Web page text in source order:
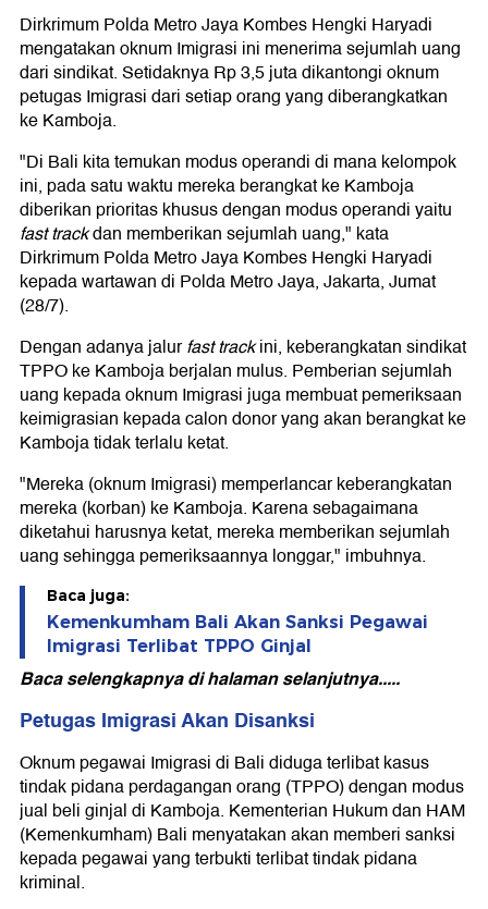
Dirkrimum Polda Metro Jaya Kombes Hengki Haryadi
mengatakan oknum Imigrasi ini menerima sejumlah uang
dari sindikat. Setidaknya Rp 3,5 juta dikantongi oknum
petugas Imigrasi dari setiap orang yang diberangkatkan
ke Kamboja.
"Di Bali kita temukan modus operandi di mana kelompok
ini, pada satu waktu mereka berangkat ke Kamboja
diberikan prioritas khusus dengan modus operandi yaitu
fast trackdan memberikan sejumlah uang," kata
Dirkrimum Polda Metro Jaya Kombes Hengki Haryadi
kepada wartawan di Polda Metro Jaya, Jakarta, Jumat
(28/7).
Dengan adanya jalurfast trackini, keberangkatan sindikat
TPPO ke Kamboja berjalan mulus. Pemberian sejumlah
uang kepada oknum Imigrasi juga membuat pemeriksaan
keimigrasian kepada calon donor yang akan berangkat ke
Kamboja tidak terlalu ketat.
"Mereka (oknum Imigrasi) memperlancar keberangkatan
mereka (korban) ke Kamboja. Karena sebagaimana
diketahui harusnya ketat, mereka memberikan sejumlah
uang sehingga pemeriksaannya longgar," imbuhnya.
Baca juga:
Kemenkumham Bali Akan Sanksi Pegawai
Imigrasi Terlibat TPPO Ginjal
Baca selengkapnya di halaman selanjutnya.....
Petugas Imigrasi Akan Disanksi
Oknum pegawai Imigrasi di Bali diduga terlibat kasus
tindak pidana perdagangan orang (TPPO) dengan modus
jual beli ginjal di Kamboja. Kementerian Hukum dan HAM
(Kemenkumham) Bali menyatakan akan memberi sanksi
kepada pegawai yang terbukti terlibat tindak pidana
kriminal.